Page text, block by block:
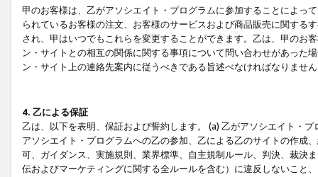
甲のお客様は、乙がアソシエイト・プログラムに参加することによっ
られているお客様の注文、お客様のサービスおよび商品販売に関する
され、甲はいつでもこれらを変更することができます。乙は、甲のお
ン・サイトとの相互の関係に関する事項について問い合わせがあった
ン・サイト上の連絡先案内に従うべきである旨述べなければなりませ
4. 乙による保証
乙は、以下を表明、保証および誓約します。 (a) 乙がアソシエイト・
アソシエイト・プログラムへの乙の参加、乙による乙のサイトの作成
可、ガイダンス、実施規則、業界標準、自主規制ルール、判決、裁決
伝およびマーケティングに関する全ルールを含む）に違反しないこと